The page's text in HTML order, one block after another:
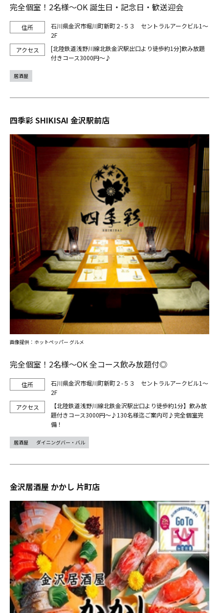
完全個室！2名様～OK 誕生日・記念日・歓送迎会
石川県金沢市堀川町新町２-５３ セントラルアークビル1～
2F
[北陸鉄道浅野川線北鉄金沢駅出口より徒歩約1分]飲み放題
付きコース3000円～♪
居酒屋
四季彩 SHIKISAI 金沢駅前店
完全個室！2名様～OK 全コース飲み放題付◎
石川県金沢市堀川町新町２-５３ セントラルアークビル1～
2F
【北陸鉄道浅野川線北鉄金沢駅出口より徒歩約1分】飲み放
題付きコース3000円～♪130名様迄ご案内可♪完全個室完
備！
画像提供：ホットペッパー グルメ
居酒屋 ダイニングバー・バル
金沢居酒屋 かかし 片町店